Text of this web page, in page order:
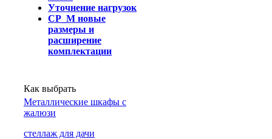
Уточнение нагрузок
СР_М новые
размеры и
расширение
комплектации
Как выбрать
Металлические шкафы с
жалюзи
cтеллаж для дачи